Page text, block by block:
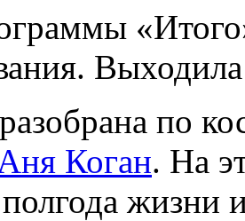
по
Коган. На
жизни